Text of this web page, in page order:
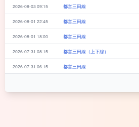
2026-08-03 09:15 都営三田線
2026-08-01 22:45 都営三田線
2026-08-01 18:00 都営三田線
2026-07-31 08:15 都営三田線（上下線）
2026-07-31 06:15 都営三田線